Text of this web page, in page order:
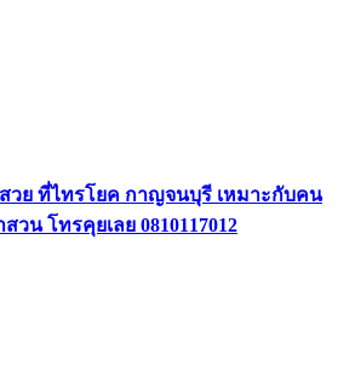
วย ที่ไทรโยค กาญจนบุรี เหมาะกับคน
น โทรคุยเลย 0810117012